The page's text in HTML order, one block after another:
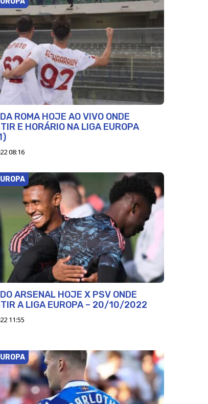
ROMA HOJE AO VIVO ONDE
E HORÁRIO NA LIGA EUROPA
08:16
ARSENAL HOJE X PSV ONDE
A LIGA EUROPA – 20/10/2022
11:55